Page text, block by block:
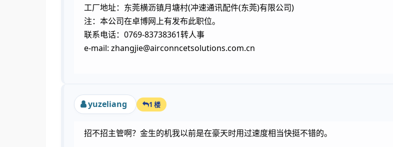
工厂地址：东莞横沥镇月塘村(冲速通讯配件(东莞)有限公司)
注：本公司在卓博网上有发布此职位。
联系电话：0769-83738361转人事
e-mail: zhangjie@airconncetsolutions.com.cn
yuzeliang 1 楼
招不招主管啊？金生的机我以前是在豪天时用过速度相当快挺不错的。